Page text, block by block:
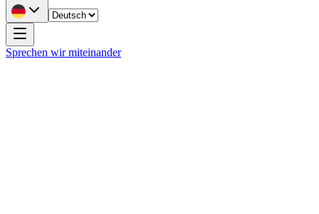
Sprechen wir miteinander